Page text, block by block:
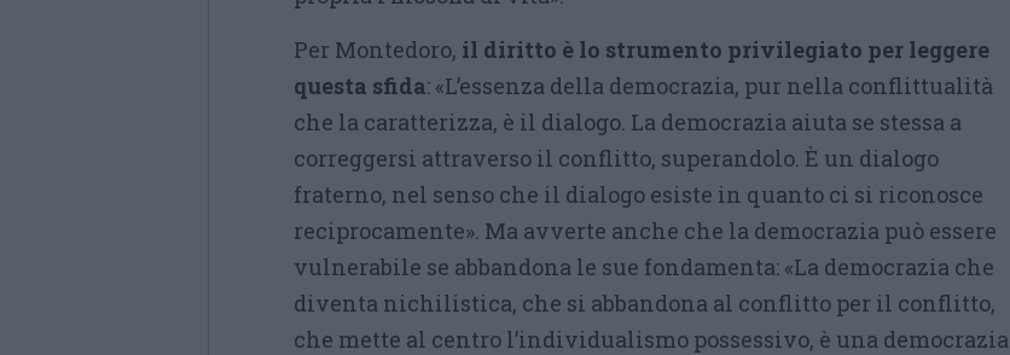
Per Montedoro, il diritto è lo strumento privilegiato per leggere
questa sfida: «L’essenza della democrazia, pur nella conflittualità
che la caratterizza, è il dialogo. La democrazia aiuta se stessa a
correggersi attraverso il conflitto, superandolo. È un dialogo
fraterno, nel senso che il dialogo esiste in quanto ci si riconosce
reciprocamente». Ma avverte anche che la democrazia può essere
vulnerabile se abbandona le sue fondamenta: «La democrazia che
diventa nichilistica, che si abbandona al conflitto per il conflitto,
che mette al centro l’individualismo possessivo, è una democrazia